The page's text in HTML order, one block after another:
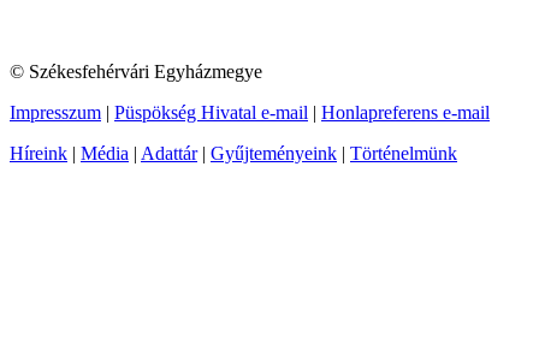
© Székesfehérvári Egyházmegye
Impresszum | Püspökség Hivatal e-mail | Honlapreferens e-mail
Híreink | Média | Adattár| Gyűjteményeink | Történelmünk